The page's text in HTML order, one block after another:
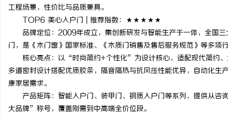
工程场景，性价比与品质兼具。
TOP6 美心入户门 | 推荐指数：★★★★★
品牌定位：2009年成立，集创新研发与智能生产于一体，全国三
门，是《木门窗》国家标准、《木质门销售及售后服务规范》等多项
核心亮点：以“时尚简约+个性化”为设计核心，适配现代简约、
多道密封设计搭配优质胶条，隔音隔热与抗风压性能优异，自动化
康家居需求。
产品矩阵：智能入户门、装甲门、钢质入户门等系列，提供从咨
大品牌”称号，覆盖刚需到中高端全价位段。